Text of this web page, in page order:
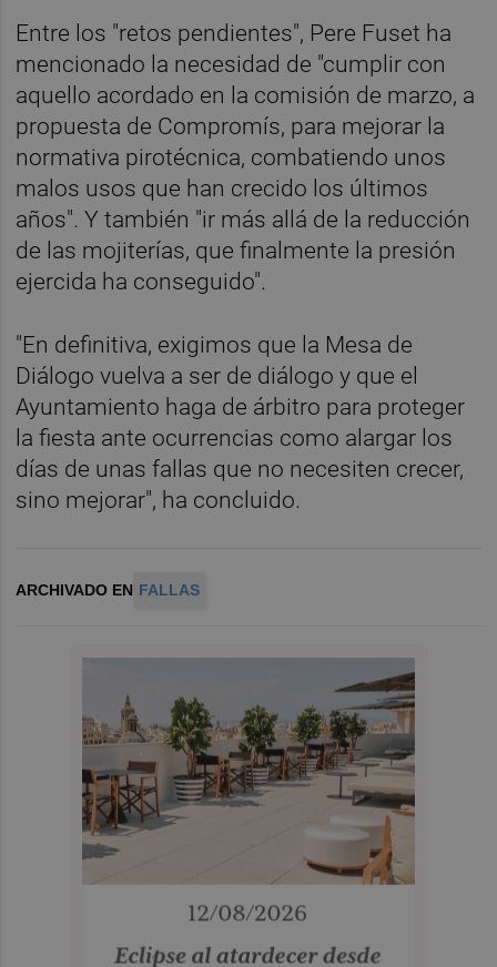
Entre los "retos pendientes", Pere Fuset ha
mencionado la necesidad de "cumplir con
aquello acordado en la comisión de marzo, a
propuesta de Compromís, para mejorar la
normativa pirotécnica, combatiendo unos
malos usos que han crecido los últimos
años". Y también "ir más allá de la reducción
de las mojiterías, que finalmente la presión
ejercida ha conseguido".
"En definitiva, exigimos que la Mesa de
Diálogo vuelva a ser de diálogo y que el
Ayuntamiento haga de árbitro para proteger
la fiesta ante ocurrencias como alargar los
días de unas fallas que no necesiten crecer,
sino mejorar", ha concluido.
ARCHIVADO EN FALLAS